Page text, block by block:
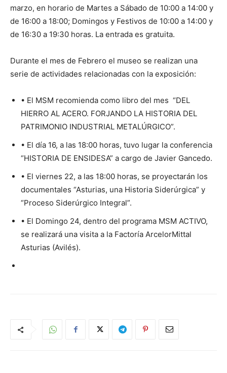
marzo, en horario de Martes a Sábado de 10:00 a 14:00 y
de 16:00 a 18:00; Domingos y Festivos de 10:00 a 14:00 y
de 16:30 a 19:30 horas. La entrada es gratuita.
Durante el mes de Febrero el museo se realizan una
serie de actividades relacionadas con la exposición:
• El MSM recomienda como libro del mes “DEL
HIERRO AL ACERO. FORJANDO LA HISTORIA DEL
PATRIMONIO INDUSTRIAL METALÚRGICO”.
• El día 16, a las 18:00 horas, tuvo lugar la conferencia
“HISTORIA DE ENSIDESA” a cargo de Javier Gancedo.
• El viernes 22, a las 18:00 horas, se proyectarán los
documentales “Asturias, una Historia Siderúrgica” y
“Proceso Siderúrgico Integral”.
• El Domingo 24, dentro del programa MSM ACTIVO,
se realizará una visita a la Factoría ArcelorMittal
Asturias (Avilés).